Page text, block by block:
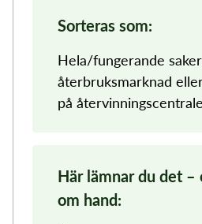
Sorteras som:
Hela/fungerande
återbruksmarknad
på
Här lämnar du det –
om hand: